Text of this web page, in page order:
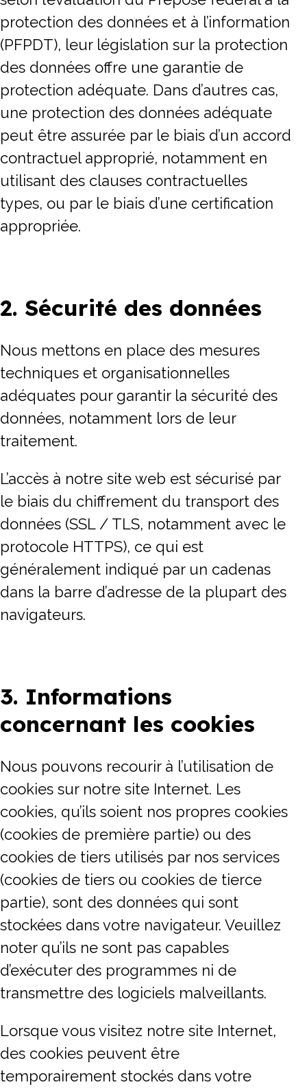
protection des données et à l’information
(PFPDT), leur législation sur la protection
des données offre une garantie de
protection adéquate. Dans d’autres cas,
une protection des données adéquate
peut être assurée par le biais d’un accord
contractuel approprié, notamment en
utilisant des clauses contractuelles
types, ou par le biais d’une certification
appropriée.
2. Sécurité des données
Nous mettons en place des mesures
techniques et organisationnelles
adéquates pour garantir la sécurité des
données, notamment lors de leur
traitement.
L’accès à notre site web est sécurisé par
le biais du chiffrement du transport des
données (SSL / TLS, notamment avec le
protocole HTTPS), ce qui est
généralement indiqué par un cadenas
dans la barre d’adresse de la plupart des
navigateurs.
3. Informations
concernant les cookies
Nous pouvons recourir à l’utilisation de
cookies sur notre site Internet. Les
cookies, qu’ils soient nos propres cookies
(cookies de première partie) ou des
cookies de tiers utilisés par nos services
(cookies de tiers ou cookies de tierce
partie), sont des données qui sont
stockées dans votre navigateur. Veuillez
noter qu’ils ne sont pas capables
d’exécuter des programmes ni de
transmettre des logiciels malveillants.
Lorsque vous visitez notre site Internet,
des cookies peuvent être
temporairement stockés dans votre